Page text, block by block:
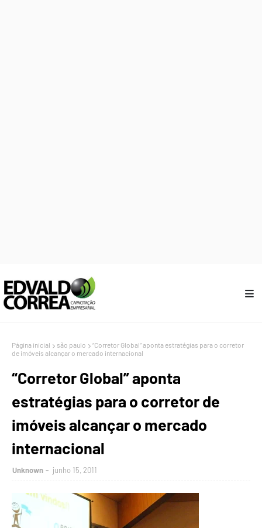
Página inicial são paulo
“Corretor Global” aponta estratégias para o corretor
de imóveis alcançar o mercado internacional
“Corretor Global” aponta
estratégias para o corretor de
imóveis alcançar o mercado
internacional
Unknown junho 15, 2011